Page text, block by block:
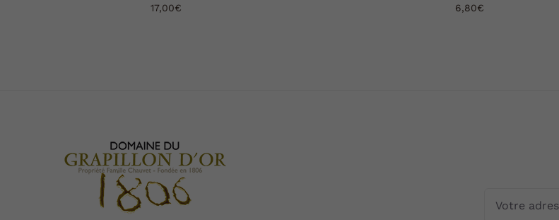
17,00€ 6,80€